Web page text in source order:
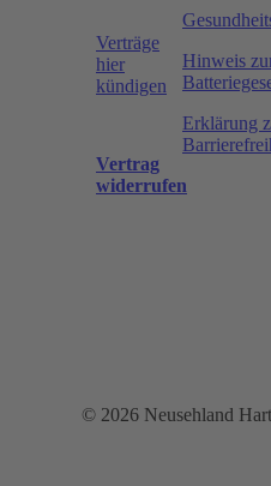
Verträge
hier
kündigen
Vertrag
widerrufen
Hinweis
Erklärung
© 2026 Neusehland